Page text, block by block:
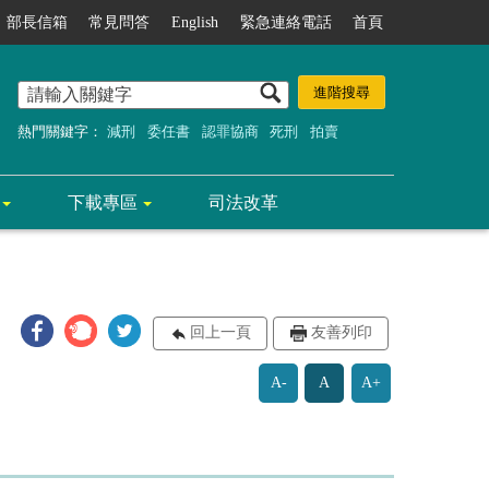
部長信箱 常見問答 English 緊急連絡電話 首頁
熱門關鍵字： 減刑 委任書 認罪協商 死刑 拍賣
下載專區 司法改革
回上一頁 友善列印
A- A A+